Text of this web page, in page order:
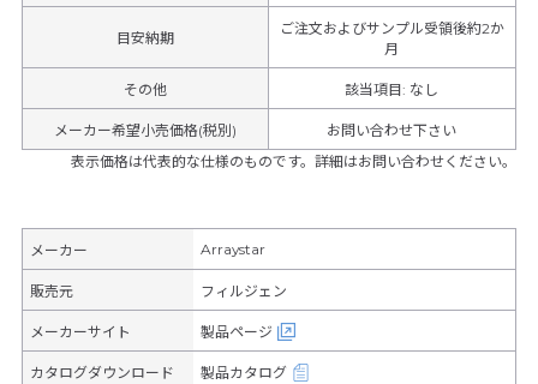
目安納期
ご注文およびサンプル受領後約2か
月
その他 該当項目: なし
メーカー希望小売価格(税別)
お問い合わせ下さい
表示価格は代表的な仕様のものです。詳細はお問い合わせください。
メーカー Arraystar
販売元 フィルジェン
メーカーサイト 製品ページ
カタログダウンロード
製品カタログ